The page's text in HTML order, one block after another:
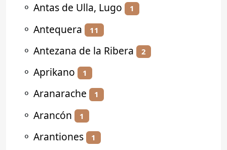
⚬ Antas de Ulla, Lugo 1
⚬ Antequera 11
⚬ Antezana de la Ribera 2
⚬ Aprikano 1
⚬ Aranarache 1
⚬ Arancón 1
⚬ Arantiones 1